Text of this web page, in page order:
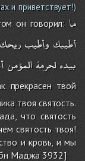
и приветствует!)
он говорил: ما
أطيبكوأطيبريحك
بيدهلحرمةالمؤمن
прекрасен твой
твоя святость.
что святость
святость твоя!
и кровь, и мы
Маджа 3932]